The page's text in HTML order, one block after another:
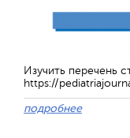
Изучить перечень
https://
подробнее